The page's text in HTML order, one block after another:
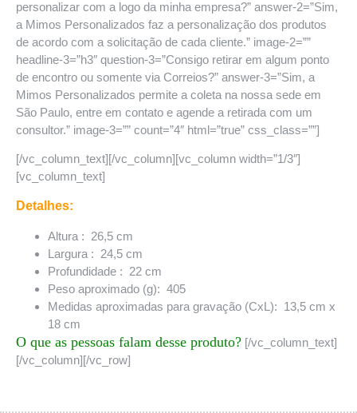
personalizar com a logo da minha empresa?” answer-2=”Sim,
a Mimos Personalizados faz a personalização dos produtos
de acordo com a solicitação de cada cliente.” image-2=””
headline-3=”h3″ question-3=”Consigo retirar em algum ponto
de encontro ou somente via Correios?” answer-3=”Sim, a
Mimos Personalizados permite a coleta na nossa sede em
São Paulo, entre em contato e agende a retirada com um
consultor.” image-3=”” count=”4″ html=”true” css_class=””]
[/vc_column_text][/vc_column][vc_column width=”1/3″]
[vc_column_text]
Detalhes:
Altura : 26,5 cm
Largura : 24,5 cm
Profundidade : 22 cm
Peso aproximado (g): 405
Medidas aproximadas para gravação (CxL): 13,5 cm x
18 cm
O que as pessoas falam desse produto? [/vc_column_text]
[/vc_column][/vc_row]